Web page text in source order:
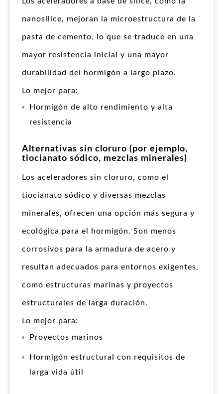
nanosílice, mejoran la microestructura de la
pasta de cemento, lo que se traduce en una
mayor resistencia inicial y una mayor
durabilidad del hormigón a largo plazo.
Lo mejor para:
Hormigón de alto rendimiento y alta
resistencia
Alternativas sin cloruro (por ejemplo,
tiocianato sódico, mezclas minerales)
Los aceleradores sin cloruro, como el
tiocianato sódico y diversas mezclas
minerales, ofrecen una opción más segura y
ecológica para el hormigón. Son menos
corrosivos para la armadura de acero y
resultan adecuados para entornos exigentes,
como estructuras marinas y proyectos
estructurales de larga duración.
Lo mejor para:
Proyectos marinos
Hormigón estructural con requisitos de
larga vida útil